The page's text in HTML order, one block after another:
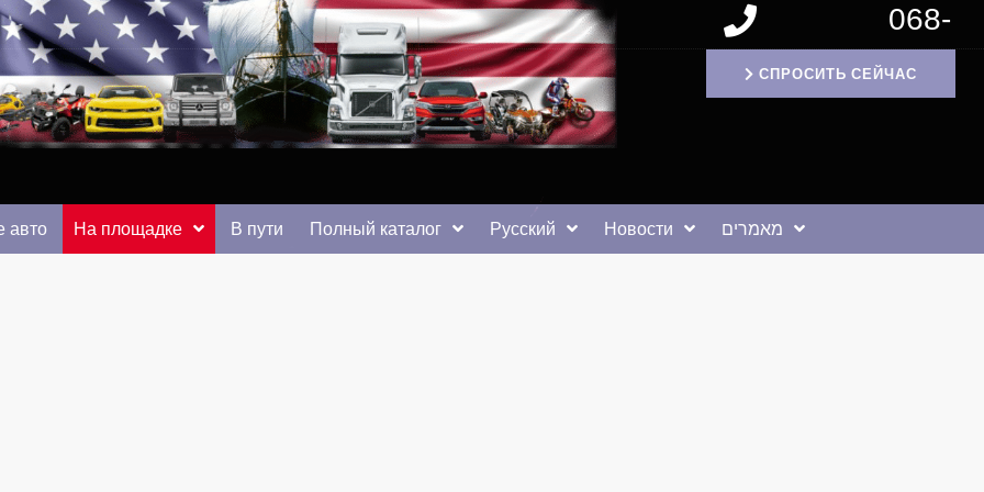
от auto.km.ua
068-
1171994
СПРОСИТЬ СЕЙЧАС
авто На площадке В пути Полный каталог Русский Новости מאמרים